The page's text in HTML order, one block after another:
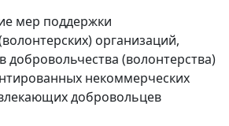
мер поддержки
организаций,
добровольчества (волонтерства)
некоммерческих
добровольцев